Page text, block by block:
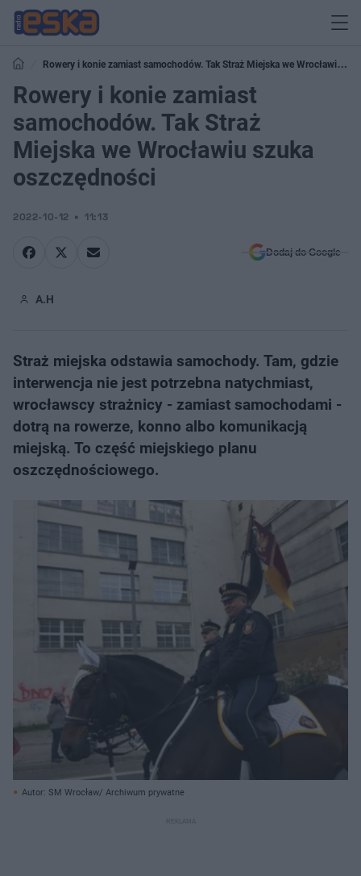
Rowery i konie zamiast samochodów. Tak Straż Miejska we Wrocławiu
szuka oszczędności
Rowery i konie zamiast
samochodów. Tak Straż
Miejska we Wrocławiu szuka
oszczędności
2022-10-12 11:13
Dodaj do Google
A.H
Straż miejska odstawia samochody. Tam, gdzie
interwencja nie jest potrzebna natychmiast,
wrocławscy strażnicy - zamiast samochodami -
dotrą na rowerze, konno albo komunikacją
miejską. To część miejskiego planu
oszczędnościowego.
Autor: SM Wrocław/ Archiwum prywatne